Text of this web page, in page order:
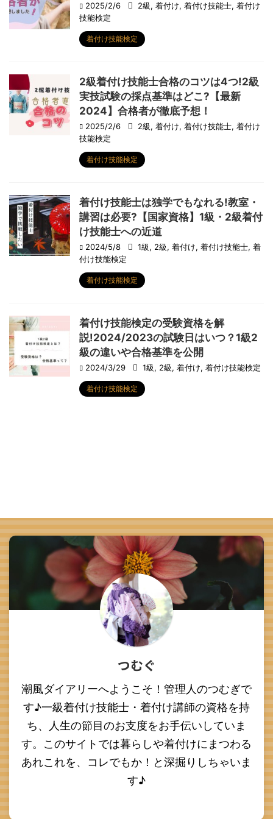
2025/2/6 2級, 着付け, 着付け技能士, 着付け
技能検定
着付け技能検定
2級着付け技能士合格のコツは4つ!2級
実技試験の採点基準はどこ?【最新
2024】合格者が徹底予想！
2025/2/6 2級, 着付け, 着付け技能士, 着付け
技能検定
着付け技能検定
着付け技能士は独学でもなれる!教室・
講習は必要?【国家資格】1級・2級着付
け技能士への近道
2024/5/8 1級, 2級, 着付け, 着付け技能士, 着
付け技能検定
着付け技能検定
着付け技能検定の受験資格を解
説!2024/2023の試験日はいつ？1級2
級の違いや合格基準を公開
2024/3/29 1級, 2級, 着付け, 着付け技能検定
着付け技能検定
つむぐ
潮風ダイアリーへようこそ！管理人のつむぎで
す♪一級着付け技能士・着付け講師の資格を持
ち、人生の節目のお支度をお手伝いしていま
す。このサイトでは暮らしや着付けにまつわる
あれこれを、コレでもか！と深掘りしちゃいま
す♪